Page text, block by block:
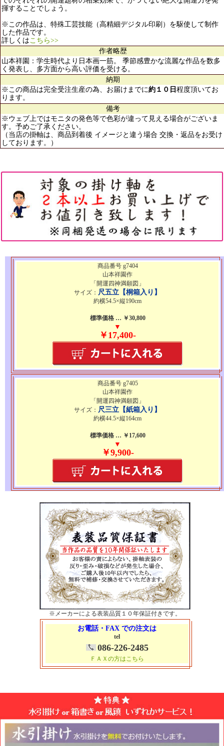
揮することでしょう。
※この作品は、特殊工芸技能（高精細デジタル印刷）を駆使して制作
した作品です。
詳しくはこちら>>
作者略歴
山本祥園：学生時代より日本画一筋。 季節感豊かな流麗な作品を数多
く発表し、多方面から高い評価を受ける。
納期
※この商品は完全受注生産の為、お届けまでに約１０日 程度頂いてお
ります。
備考
※ウェブ上ではモニタの発色等で色彩が違って見える場合がございま
す。予めご了承ください。
（当店の掛軸は、商品到着後 イメージと違う場合 交換・返品をお受け
しております。）
商品番号 g7404
山本祥園作
「開運四神満願図」
サイズ： 尺五立【桐箱入り】
約横54.5×縦190cm
標準価格 … ￥30,800
▼
￥17,400-
商品番号 g7405
山本祥園作
「開運四神満願図」
サイズ： 尺三立【紙箱入り】
約横44.5×縦164cm
標準価格 … ￥17,600
▼
￥9,900-
※メーカーによる表装品質１０年保証付きです。
お電話・FAX での注文は
tel
086-226-2485
ＦＡＸの方はこちら